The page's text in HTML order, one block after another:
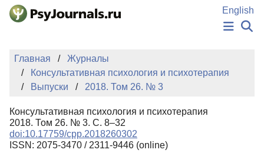
Перейти к основному содержанию
English
НОВОСТИ
АВТОРЫ
КЛЮЧЕВЫЕ СЛОВА
Регистрация
Главная
Журналы
Консультативная психология и психотерапия
Выпуски
2018. Том 26. № 3
Консультативная психология и психотерапия
2018. Том 26. № 3. С. 8–32
doi:10.17759/cpp.2018260302
ISSN: 2075-3470 / 2311-9446 (online)